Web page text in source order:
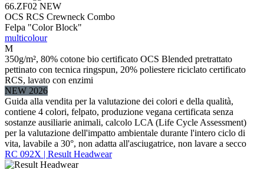
66.ZF02 NEW
OCS RCS Crewneck Combo
Felpa "Color Block"
multicolour
M
350g/m², 80% cotone bio certificato OCS Blended pretrattato
pettinato con tecnica ringspun, 20% poliestere riciclato certificato
RCS, lavato con enzimi
NEW 2026
Guida alla vendita per la valutazione dei colori e della qualità,
contiene 4 colori, felpato, produzione vegana certificata senza
sostanze ausiliarie animali, calcolo LCA (Life Cycle Assessment)
per la valutazione dell'impatto ambientale durante l'intero ciclo di
vita, lavabile a 30°, non adatta all'asciugatrice, non lavare a secco
RC 092X | Result Headwear